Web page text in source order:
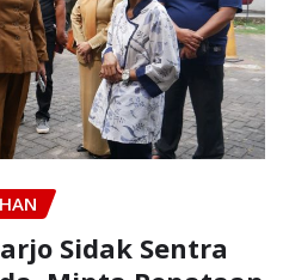
Sidak Sentra